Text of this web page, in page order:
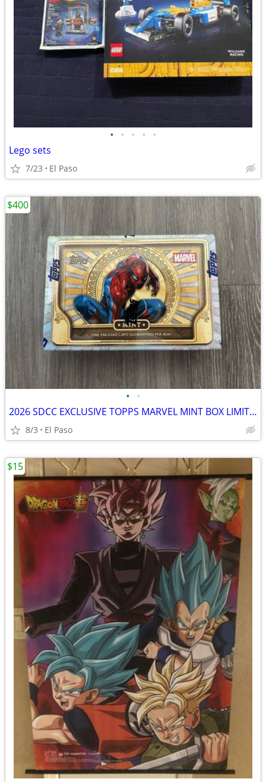
• • • • •
Lego sets
7/23 El Paso
• •
2026 SDCC EXCLUSIVE TOPPS MARVEL MINT BOX LIMITED EDITION SEALED
8/3 El Paso
$400
$15